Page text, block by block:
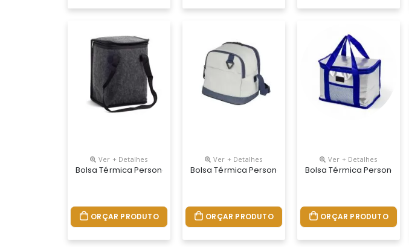
Ver + Detalhes
Bolsa Térmica Personalizada
ORÇAR PRODUTO
Ver + Detalhes
Bolsa Térmica Personalizada
ORÇAR PRODUTO
Ver + Detalhes
Bolsa Térmica
ORÇAR PRODUTO